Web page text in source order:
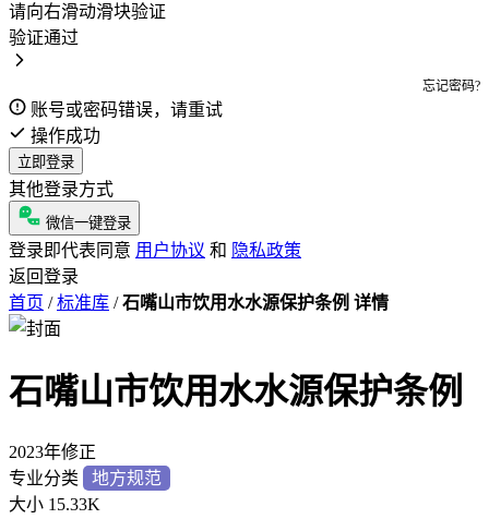
请向右滑动滑块验证
验证通过
忘记密码?
账号或密码错误，请重试
操作成功
立即登录
其他登录方式
微信一键登录
登录即代表同意 用户协议 和 隐私政策
返回登录
首页 / 标准库 / 石嘴山市饮用水水源保护条例 详情
石嘴山市饮用水水源保护条例
2023年修正
专业分类
地方规范
大小 15.33K